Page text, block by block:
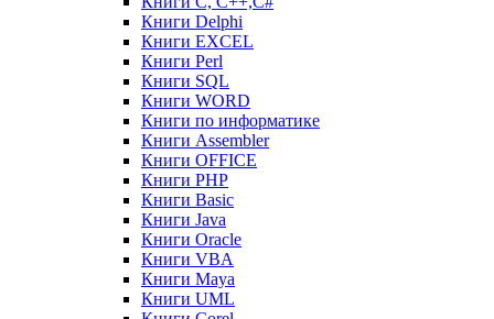
Книги Delphi
Книги EXCEL
Книги Perl
Книги SQL
Книги WORD
Книги по информатике
Книги Assembler
Книги OFFICE
Книги PHP
Книги Basic
Книги Java
Книги Oracle
Книги VBA
Книги Maya
Книги UML